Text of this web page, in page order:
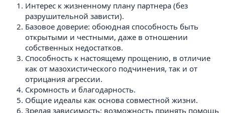
Интерес к жизненному плану партнера (без
разрушительной зависти).
Базовое доверие: обоюдная способность быть
открытыми и честными, даже в отношении
собственных недостатков.
Способность к настоящему прощению, в отличие
как от мазохистического подчинения, так и от
отрицания агрессии.
Скромность и благодарность.
Общие идеалы как основа совместной жизни.
Зрелая зависимость; возможность принять помощь